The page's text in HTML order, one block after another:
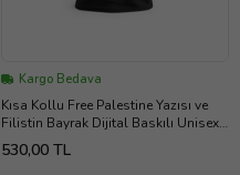
Kargo Bedava
Kısa Kollu Free Palestine Yazısı ve
Filistin Bayrak Dijital Baskılı Unisex
S - 2XL T300007 (Siyah)
530,00 TL